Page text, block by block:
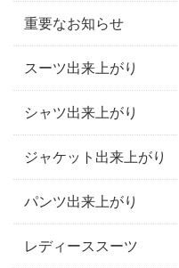
重要なお知らせ
スーツ出来上がり
シャツ出来上がり
ジャケット出来上がり
パンツ出来上がり
レディーススーツ